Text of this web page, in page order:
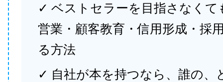
✓ ベストセラーを目指さなくて
営業・顧客教育・信用形成・採
る方法
✓ 自社が本を持つなら、誰の、